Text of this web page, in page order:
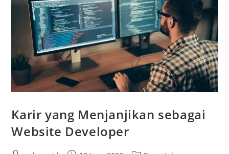
Karir yang Menjanjikan sebagai
Website Developer